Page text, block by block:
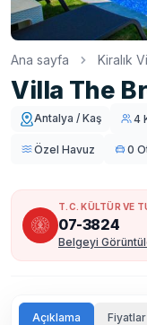
Ana sayfa Kiralık
Villa The
Antalya / Kaş 4
Özel Havuz 0
T.C. KÜLTÜR VE
07-3824
Belgeyi
Açıklama Fiyatlar